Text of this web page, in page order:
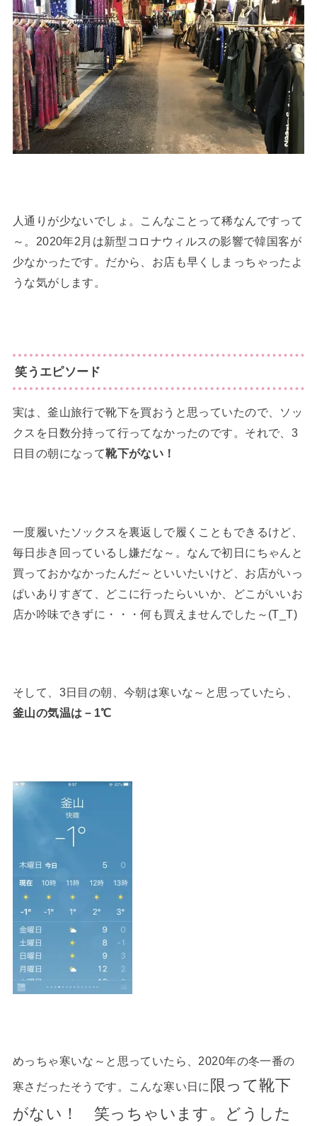
人通りが少ないでしょ。こんなことって稀なんですって
～。2020年2月は新型コロナウィルスの影響で韓国客が
少なかったです。だから、お店も早くしまっちゃったよ
うな気がします。
笑うエピソード
実は、釜山旅行で靴下を買おうと思っていたので、ソッ
クスを日数分持って行ってなかったのです。それで、3
日目の朝になって靴下がない！
一度履いたソックスを裏返しで履くこともできるけど、
毎日歩き回っているし嫌だな～。なんで初日にちゃんと
買っておかなかったんだ～といいたいけど、お店がいっ
ぱいありすぎて、どこに行ったらいいか、どこがいいお
店か吟味できずに・・・何も買えませんでした～(T_T)
そして、3日目の朝、今朝は寒いな～と思っていたら、
釜山の気温は－1℃
めっちゃ寒いな～と思っていたら、2020年の冬一番の
寒さだったそうです。こんな寒い日に 限って靴下
がない！ 笑っちゃいます。どうした